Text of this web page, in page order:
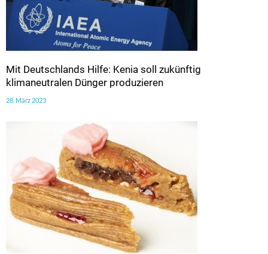
Mit Deutschlands Hilfe: Kenia soll zukünftig
klimaneutralen Dünger produzieren
28. März 2023